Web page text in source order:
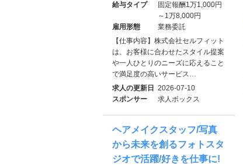
給与タイプ
固定報酬1万1,000円
～1万8,000円
雇用形態
業務委託
【仕事内容】株式会社セルフィット
は、お客様に合わせたスタイル提案
や一人ひとりのニーズに応えること
で満足度の高いサービス…
求人の更新日
2026-07-10
スポンサー
求人ボックス
ヘアメイクスタッフ/写真
から未来を創るフォトスタ
ジオで活躍/好きを仕事に!